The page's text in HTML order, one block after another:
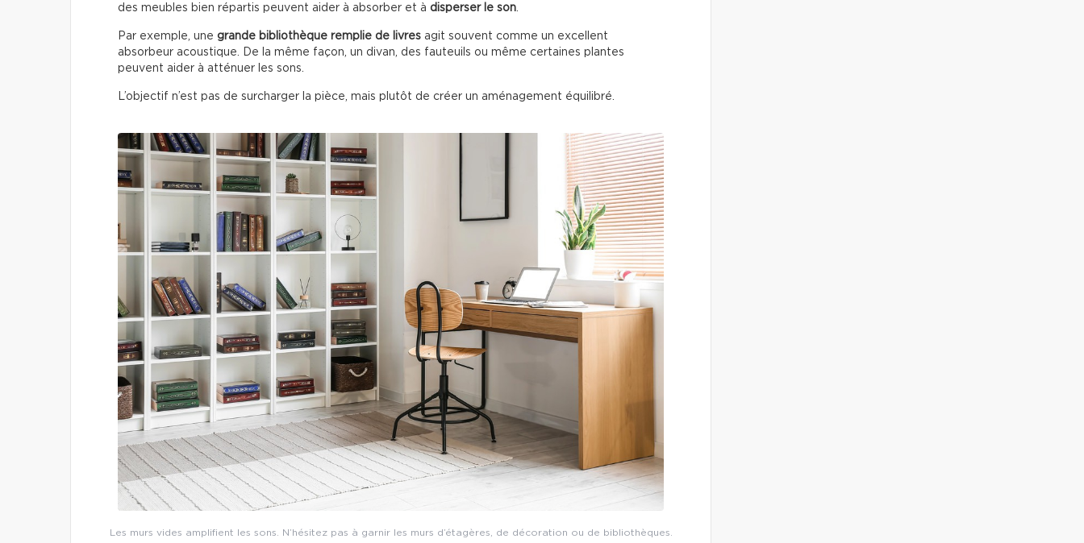
des meubles bien répartis peuvent aider à absorber et à disperser le son
Par exemple, une grande bibliothèque remplie de livres agit souvent comme un excellent
absorbeur acoustique. De la même façon, un divan, des fauteuils ou même certaines plantes
peuvent aider à atténuer les sons.
L’objectif n’est pas de surcharger la pièce, mais plutôt de créer un aménagement équilibré.
Les murs vides amplifient les sons. N’hésitez pas à garnir les murs d’étagères, de décoration ou de bibliothèques.